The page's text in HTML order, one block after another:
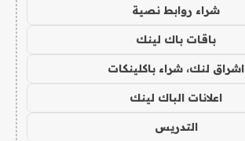
شراء روابط نصية
باقات باك لينك
اشراق لنك، شراء باكلينكات
اعلانات الباك لينك
التدريس